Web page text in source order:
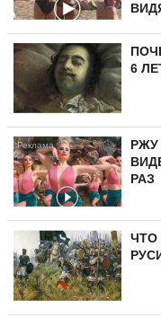
6
РЖУ
РАЗ
ЧТО